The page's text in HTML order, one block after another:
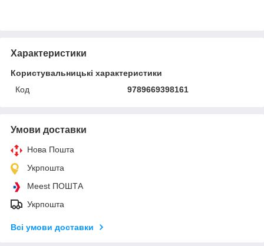
Характеристики
Користувальницькі характеристики
Код
9789669398161
Умови доставки
Нова Пошта
Укрпошта
Meest ПОШТА
Укрпошта
Всі умови доставки